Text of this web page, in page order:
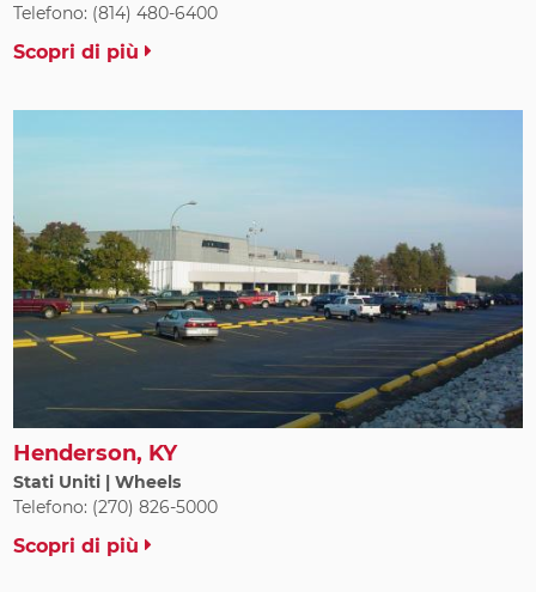
Telefono: (814) 480-6400
Scopri di più
Henderson, KY
Stati Uniti | Wheels
Telefono: (270) 826-5000
Scopri di più